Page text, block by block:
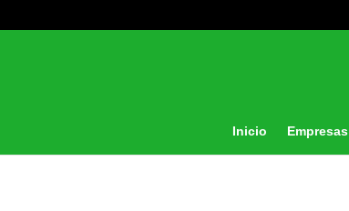
Inicio Empresas